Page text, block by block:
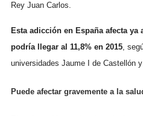
Rey Juan Carlos.
Esta adicción en España afecta
podría llegar al 11,8% en 2015,
universidades Jaume I de Castellón
Puede afectar gravemente a la